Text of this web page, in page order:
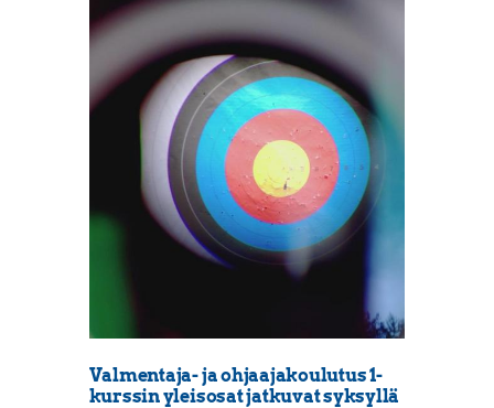
Valmentaja- ja ohjaajakoulutus 1-
kurssin yleisosat jatkuvat syksyllä